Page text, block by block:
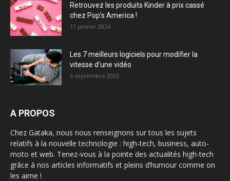
Retrouvez les produits Kinder à prix cassé
chez Pop’s America !
11 janvier 2024
Les 7 meilleurs logiciels pour modifier la
vitesse d’une vidéo
6 septembre 2023
A PROPOS
Chez Gataka, nous nous renseignons sur tous les sujets
relatifs à la nouvelle technologie : high-tech, business, auto-
moto et web. Tenez-vous à la pointe des actualités high-tech
grâce à nos articles informatifs et pleins d’humour comme on
les aime !